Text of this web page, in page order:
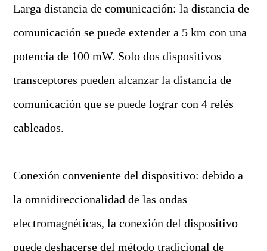
Larga distancia de comunicación: la distancia de
comunicación se puede extender a 5 km con una
potencia de 100 mW. Solo dos dispositivos
transceptores pueden alcanzar la distancia de
comunicación que se puede lograr con 4 relés
cableados.
Conexión conveniente del dispositivo: debido a
la omnidireccionalidad de las ondas
electromagnéticas, la conexión del dispositivo
puede deshacerse del método tradicional de